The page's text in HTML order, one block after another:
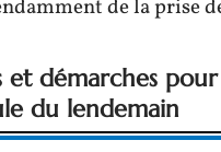
de la prise
et démarches
du lendemain